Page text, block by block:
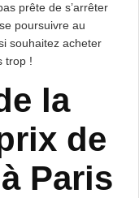
prête de s’arrêter
poursuivre au
souhaitez acheter
trop !
la
de
Paris